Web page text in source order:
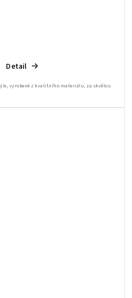
Detail
vyrobené z kvalitního materiálu, za skvělou